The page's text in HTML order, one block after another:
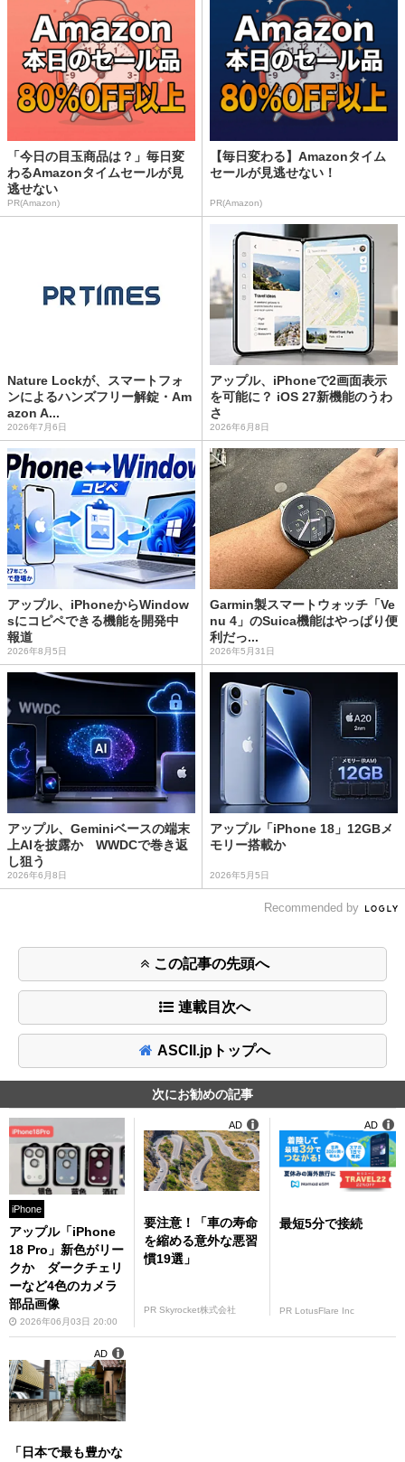
「今日の目玉商品は？」毎日変
わるAmazonタイムセールが見
逃せない
PR(Amazon)
【毎日変わる】Amazonタイム
セールが見逃せない！
PR(Amazon)
Nature Lockが、スマートフォ
ンによるハンズフリー解錠・Am
azon A...
2026年7月6日
アップル、iPhoneで2画面表示
を可能に？ iOS 27新機能のうわ
さ
2026年6月8日
アップル、iPhoneからWindow
sにコピペできる機能を開発中
報道
2026年8月5日
Garmin製スマートウォッチ「Ve
nu 4」のSuica機能はやっぱり便
利だっ...
2026年5月31日
アップル、Geminiベースの端末
上AIを披露か WWDCで巻き返
し狙う
2026年6月8日
アップル「iPhone 18」12GBメ
モリー搭載か
2026年5月5日
Recommended by
この記事の先頭へ
連載目次へ
ASCII.jpトップへ
次にお勧めの記事
iPhone
アップル「iPhone
18 Pro」新色がリー
クか ダークチェリ
ーなど4色のカメラ
部品画像
2026年06月03日 20:00
要注意！「車の寿命
を縮める意外な悪習
慣19選」
PR Skyrocket株式会社
AD
最短5分で接続
PR LotusFlare Inc
AD
「日本で最も豊かな
AD